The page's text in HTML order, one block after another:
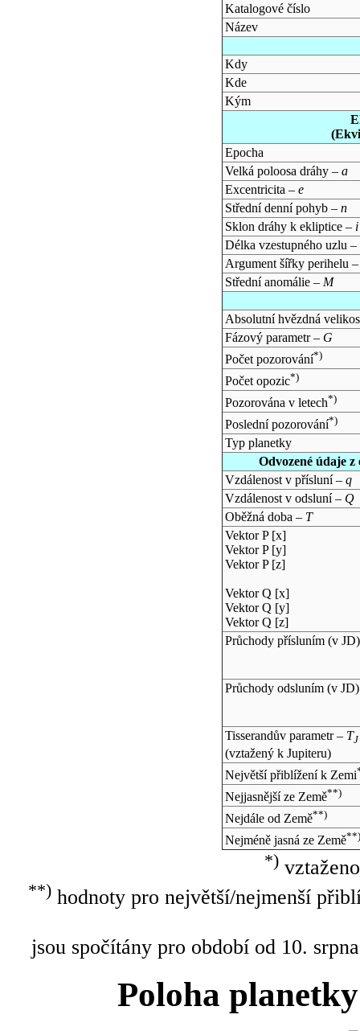
Katalogové číslo
Název
Kdy
Kde
Kým
Epocha
Velká poloosa dráhy – a
Excentricita – e
Střední denní pohyb – n
Sklon dráhy k ekliptice – i
Délka vzestupného uzlu –
Argument šířky perihelu
Střední anomálie – M
Absolutní hvězdná
Fázový parametr – G
Počet pozorování*)
Počet opozic*)
Pozorována v letech*)
Poslední pozorování*)
Typ planetky
Odvozené údaje
Vzdálenost v přísluní – q
Vzdálenost v odsluní – Q
Oběžná doba – T
Vektor P [x]
Vektor P [y]
Vektor P [z]
Vektor Q [x]
Vektor Q [y]
Vektor Q [z]
Průchody přísluním (v JD)
Průchody odsluním (v JD)
Tisserandův parametr – TJ
(vztažený k Jupiteru)
Největší přiblížení k Zemi
Nejjasnější ze Země**)
Nejdále od Země**)
Nejméně jasná ze Země**)
*)
**)hodnoty pro největší/nejmenší
jsou spočítány pro období od 10.
Poloha